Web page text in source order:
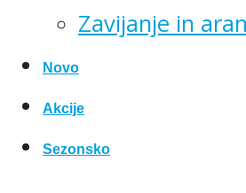
Zavijanje in
Novo
Akcije
Sezonsko